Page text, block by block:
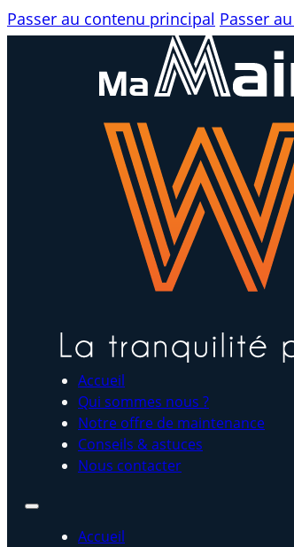
Passer au contenu principal Passer
Accueil
Qui sommes nous ?
Notre offre de maintenance
Conseils & astuces
Nous contacter
Accueil